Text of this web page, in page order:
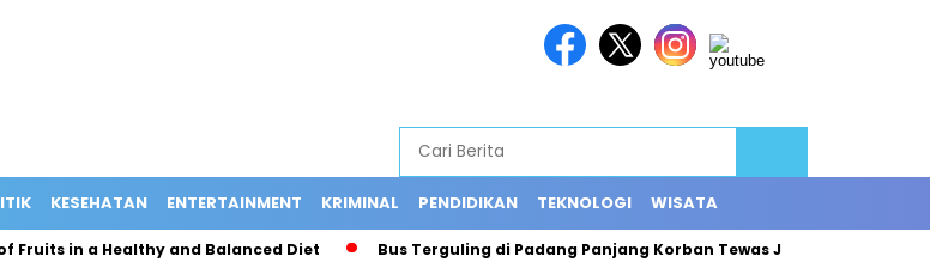
KESEHATAN ENTERTAINMENT KRIMINAL PENDIDIKAN TEKNOLOGI WISATA
in a Healthy and Balanced Diet Bus Terguling di Padang Panjang Korban Tewas Jadi 12 Orang